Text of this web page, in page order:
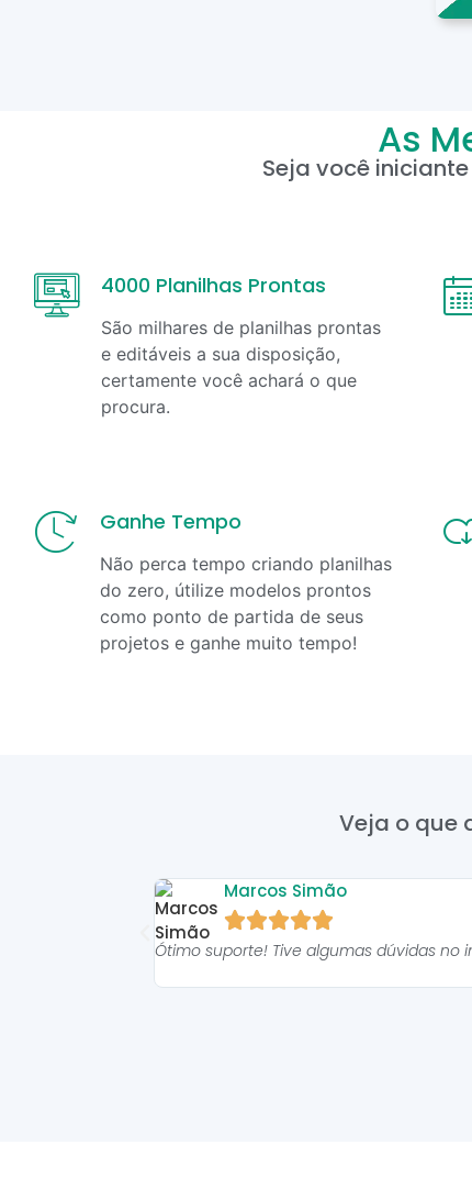
As
Seja você
4000 Planilhas Prontas
São milhares de planilhas prontas
e editáveis a sua disposição,
certamente você achará o que
procura.
Ganhe Tempo
Não perca tempo criando planilhas
do zero, útilize modelos prontos
como ponto de partida de seus
projetos e ganhe muito tempo!
Veja o que
Marcos Simão

Ótimo suporte! Tive algumas dúvidas